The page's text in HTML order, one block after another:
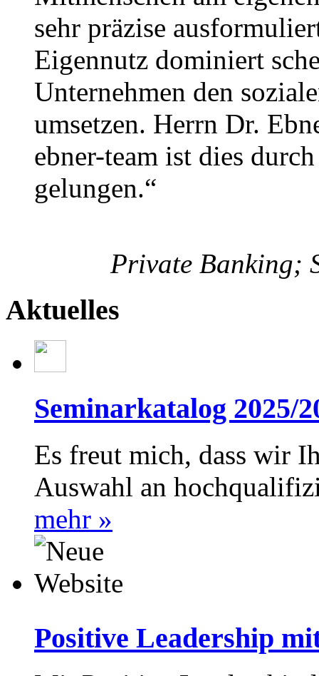
sehr präzise
Eigennutz dominiert
Unternehmen den
umsetzen. Herrn Dr.
ebner-team ist dies
gelungen.“
Private Banking;
Aktuelles
Seminarkatalog 2025/
Es freut mich, dass wir
Auswahl an
mehr »
Positive Leadership